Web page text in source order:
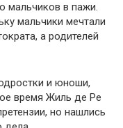
мальчиков в пажи.
мальчики мечтали
а родителей
и юноши,
время Жиль де Ре
но нашлись